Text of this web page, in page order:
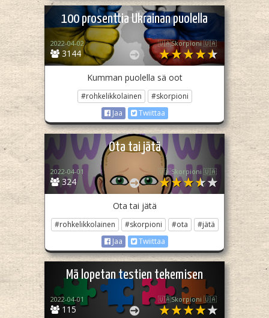
100 prosenttia Ukrainan puolella
3144
2022-04-02 🇺🇦Skorpioni 🇺🇦
Kumman puolella sä oot
#rohkelikkolainen
#skorpioni
Jaa
Twiittaa
Ota tai jätä
324
2022-04-01 🇺🇦Skorpioni 🇺🇦
Ota tai jätä
#rohkelikkolainen #skorpioni #ota
#jätä
Jaa
Twiittaa
Mä lopetan testien tekemisen
115
2022-04-01 🇺🇦Skorpioni 🇺🇦